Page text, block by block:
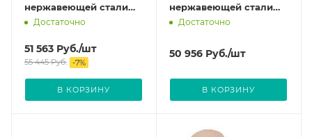
нержавеющей стали
Достаточно
51 563 Руб./шт
55 445Руб. -7%
В КОРЗИНУ
нержавеющей стали
Достаточно
50 956 Руб./шт
В КОРЗИНУ